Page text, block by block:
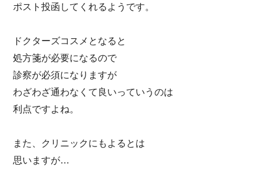
ポスト投函してくれるようです。
ドクターズコスメとなると
処方箋が必要になるので
診察が必須になりますが
わざわざ通わなくて良いっていうのは
利点ですよね。
また、クリニックにもよるとは
思いますが…